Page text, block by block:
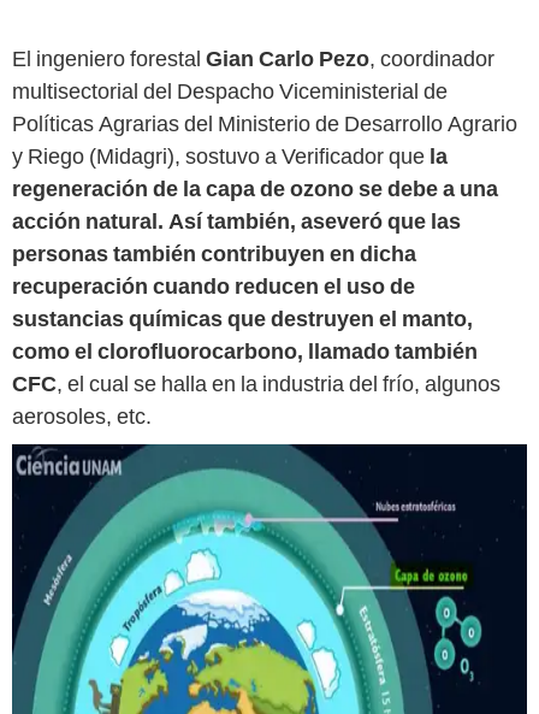
El ingeniero forestal Gian Carlo Pezo, coordinador
multisectorial del Despacho Viceministerial de
Políticas Agrarias del Ministerio de Desarrollo Agrario
y Riego (Midagri), sostuvo a Verificador que la
regeneración de la capa de ozono se debe a una
acción natural. Así también, aseveró que las
personas también contribuyen en dicha
recuperación cuando reducen el uso de
sustancias químicas que destruyen el manto,
como el clorofluorocarbono, llamado también
CFC, el cual se halla en la industria del frío, algunos
aerosoles, etc.